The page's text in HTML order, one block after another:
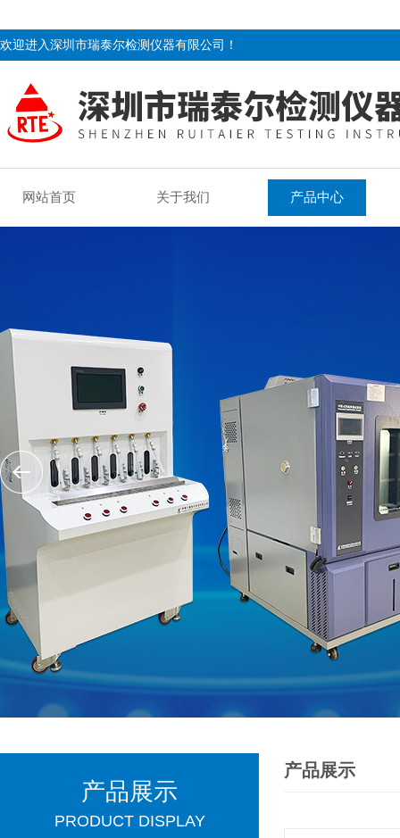
欢迎进入深圳市瑞泰尔检测仪器有限公司！
网站首页 关于我们 产品中心
产品展示
PRODUCT DISPLAY
产品展示